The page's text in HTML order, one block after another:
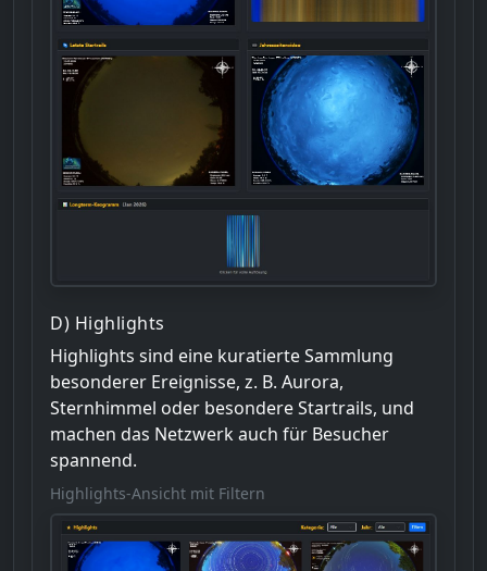
D) Highlights
Highlights sind eine kuratierte Sammlung
besonderer Ereignisse, z. B. Aurora,
Sternhimmel oder besondere Startrails, und
machen das Netzwerk auch für Besucher
spannend.
Highlights-Ansicht mit Filtern